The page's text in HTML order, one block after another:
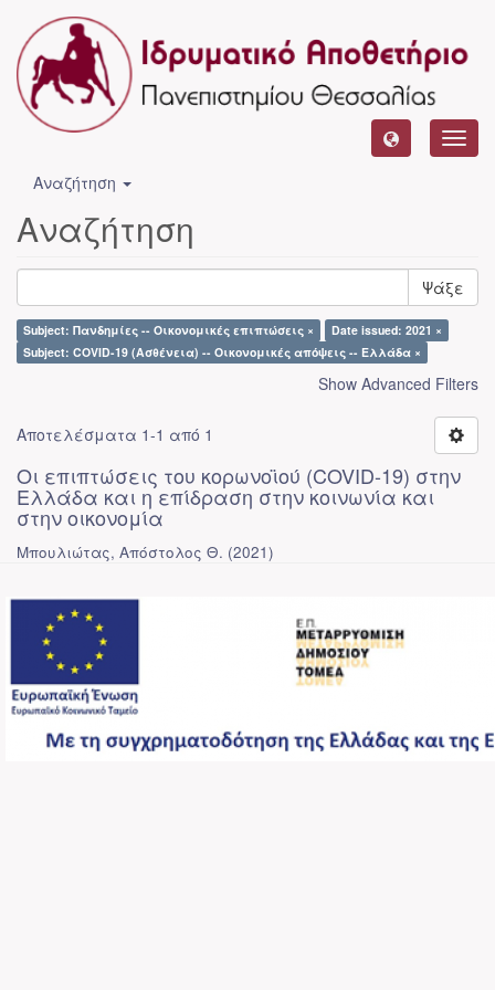
Αναζήτηση
Αναζήτηση
Ψάξε
Subject: Πανδημίες -- Οικονομικές επιπτώσεις ×
Date issued: 2021 ×
Subject: COVID-19 (Ασθένεια) -- Οικονομικές απόψεις -- Ελλάδα ×
Show Advanced Filters
Αποτελέσματα 1-1 από 1
Οι επιπτώσεις του κορωνοϊού (COVID-19) στην
Ελλάδα και η επίδραση στην κοινωνία και
στην οικονομία
Μπουλιώτας, Απόστολος Θ. (2021)